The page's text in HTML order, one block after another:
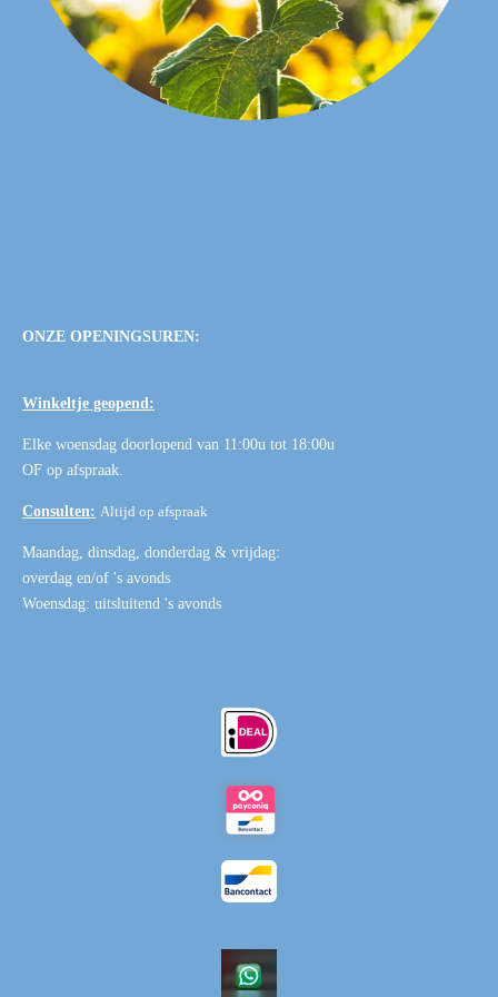
ONZE OPENINGSUREN:
Winkeltje geopend:
Elke woensdag doorlopend van 11:00u tot 18:00u
OF op afspraak.
Consulten: Altijd op afspraak
Maandag, dinsdag, donderdag & vrijdag:
overdag en/of 's avonds
Woensdag: uitsluitend 's avonds